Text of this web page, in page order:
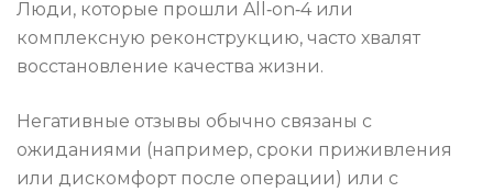
Люди, которые прошли All‑on‑4 или
комплексную реконструкцию, часто хвалят
восстановление качества жизни.
Негативные отзывы обычно связаны с
ожиданиями (например, сроки приживления
или дискомфорт после операции) или с